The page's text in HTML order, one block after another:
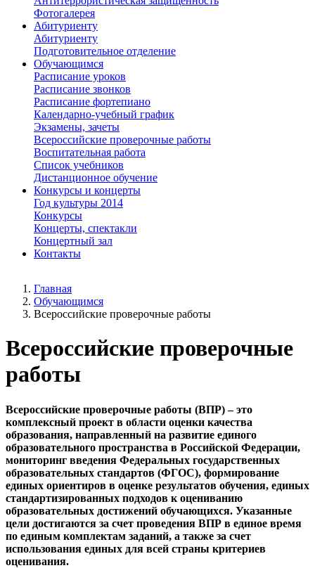
Фотогалерея
Абитуриенту
Абитуриенту
Подготовительное отделение
Обучающимся
Расписание уроков
Расписание звонков
Расписание фортепиано
Календарно-учебный график
Экзамены, зачеты
Всероссийские проверочные работы
Воспитательная работа
Список учебников
Дистанционное обучение
Конкурсы и концерты
Год культуры 2014
Конкурсы
Концерты, спектакли
Концертный зал
Контакты
Главная
Обучающимся
Всероссийские проверочные работы
Всероссийские проверочные
работы
Всероссийские проверочные работы (ВПР) – это
комплексный проект в области оценки качества
образования, направленный на развитие единого
образовательного пространства в Российской Федерации,
мониторинг введения Федеральных государственных
образовательных стандартов (ФГОС), формирование
единых ориентиров в оценке результатов обучения, единых
стандартизированных подходов к оцениванию
образовательных достижений обучающихся. Указанные
цели достигаются за счет проведения ВПР в единое время
по единым комплектам заданий, а также за счет
использования единых для всей страны критериев
оценивания.